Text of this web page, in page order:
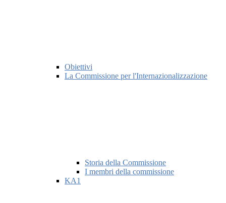
Obiettivi
La Commissione per l'Internazionalizzazione
Storia della Commissione
I membri della commissione
KA1